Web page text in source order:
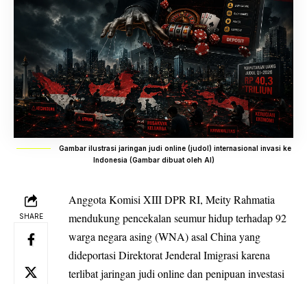
Gambar ilustrasi jaringan judi online (judol) internasional invasi ke
Indonesia (Gambar dibuat oleh AI)
SHARE
Anggota Komisi XIII DPR RI, Meity Rahmatia
mendukung pencekalan seumur hidup terhadap 92
warga negara asing (WNA) asal China yang
dideportasi Direktorat Jenderal Imigrasi karena
terlibat jaringan judi online dan penipuan investasi